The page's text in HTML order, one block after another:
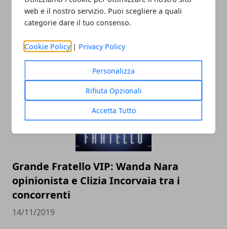
web e il nostro servizio. Puoi scegliere a quali
categorie dare il tuo consenso.
Cookie Policy | Privacy Policy
Personalizza
Rifiuta Opzionali
Accetta Tutto
T-shirt con le scritte: ecco cosa hanno
indossato i vip
Grande Fratello VIP: Wanda Nara
opinionista e Clizia Incorvaia tra i
concorrenti
14/11/2019